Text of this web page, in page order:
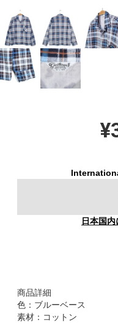
日本国
商品詳細
色：ブルーベース
素材：コットン